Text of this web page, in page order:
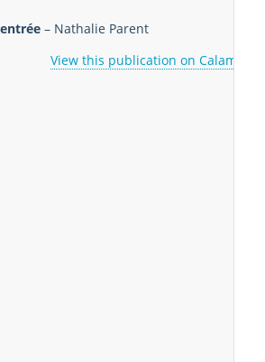
– Nathalie Parent
View this publication on Calaméo